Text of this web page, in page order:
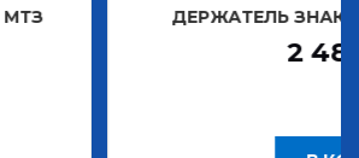
ДЕРЖАТЕЛЬ ЗНАКА
Р